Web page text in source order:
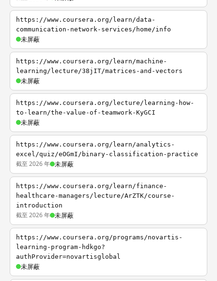
https://www.coursera.org/learn/data-
communication-network-services/home/info
未屏蔽
https://www.coursera.org/learn/machine-
learning/lecture/38jIT/matrices-and-vectors
未屏蔽
https://www.coursera.org/lecture/learning-how-
to-learn/the-value-of-teamwork-KyGCI
未屏蔽
https://www.coursera.org/learn/analytics-
excel/quiz/eOGmI/binary-classification-practice
截至 2026 年 未屏蔽
https://www.coursera.org/learn/finance-
healthcare-managers/lecture/ArZTK/course-
introduction
截至 2026 年 未屏蔽
https://www.coursera.org/programs/novartis-
learning-program-hdkgo?
authProvider=novartisglobal
未屏蔽